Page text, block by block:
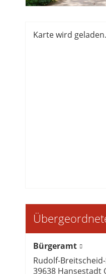
Karte wird
Bürgeramt
Rudolf-
39638 Hansestadt